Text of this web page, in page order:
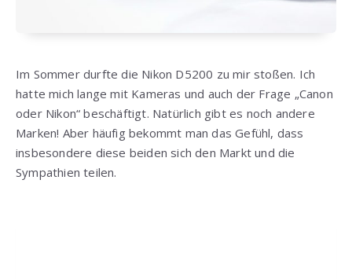
Im Sommer durfte die Nikon D5200 zu mir stoßen. Ich
hatte mich lange mit Kameras und auch der Frage „Canon
oder Nikon“ beschäftigt. Natürlich gibt es noch andere
Marken! Aber häufig bekommt man das Gefühl, dass
insbesondere diese beiden sich den Markt und die
Sympathien teilen.